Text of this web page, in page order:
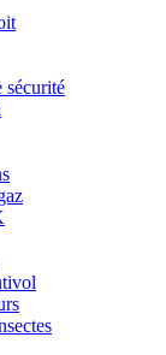
sécurité